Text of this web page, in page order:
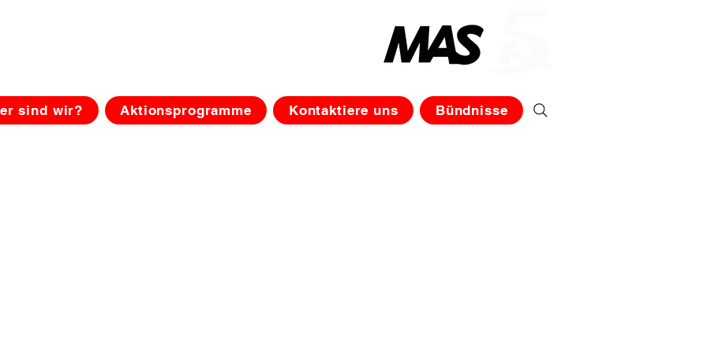
sind wir? Aktionsprogramme Kontaktiere uns Bündnisse